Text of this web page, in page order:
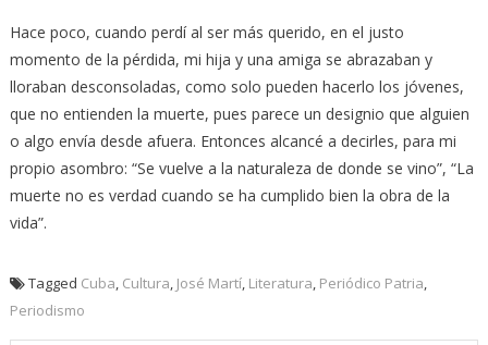
Hace poco, cuando perdí al ser más querido, en el justo
momento de la pérdida, mi hija y una amiga se abrazaban y
lloraban desconsoladas, como solo pueden hacerlo los jóvenes,
que no entienden la muerte, pues parece un designio que alguien
o algo envía desde afuera. Entonces alcancé a decirles, para mi
propio asombro: “Se vuelve a la naturaleza de donde se vino”, “La
muerte no es verdad cuando se ha cumplido bien la obra de la
vida”.
Tagged Cuba Cultura José Martí, Literatura Periódico Patria
Periodismo